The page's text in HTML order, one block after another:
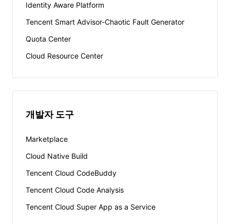
Identity Aware Platform
Tencent Smart Advisor-Chaotic Fault Generator
Quota Center
Cloud Resource Center
개발자 도구
Marketplace
Cloud Native Build
Tencent Cloud CodeBuddy
Tencent Cloud Code Analysis
Tencent Cloud Super App as a Service